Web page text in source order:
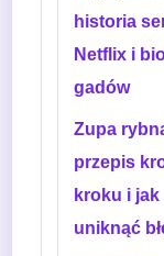
historia
Netflix i
gadów
Zupa
przepis
kroku i jak
uniknąć